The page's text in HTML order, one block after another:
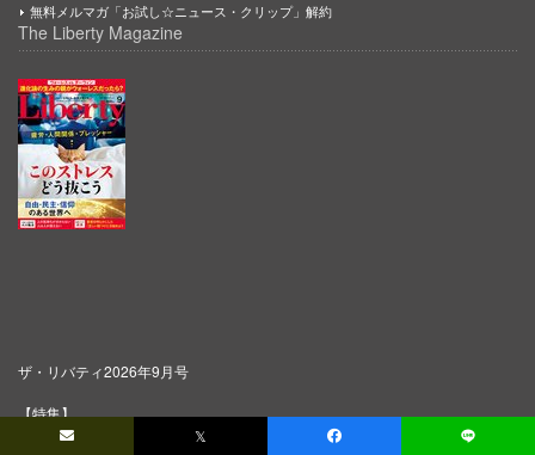
𝕏
無料メルマガ「お試し☆ニュース・クリップ」解約
The Liberty Magazine
ザ・リバティ2026年9月号
【特集】
◎ 疲労・人間関係・プレッシャー このストレスどう抜こう